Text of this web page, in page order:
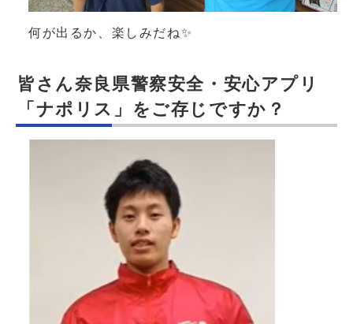
何が出るか、楽しみだね✨
皆さん奈良県警察安全・安心アプリ
「ナポリス」をご存じですか？